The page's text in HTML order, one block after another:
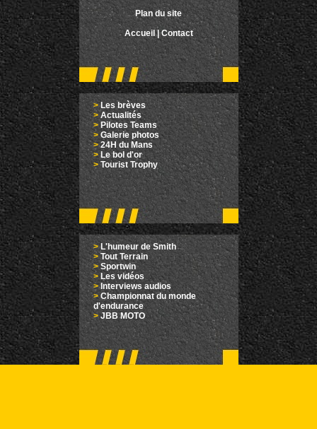
Plan du site
Accueil |Contact
>Les brèves
> Actualités
> Pilotes Teams
>Galerie photos
>24H du Mans
>Le bol d'or
> Tourist Trophy
>L'humeur de Smith
> Tout Terrain
> Sportwin
> Les vidéos
> Interviews audios
>Championnat du monde
d'endurance
> JBB MOTO